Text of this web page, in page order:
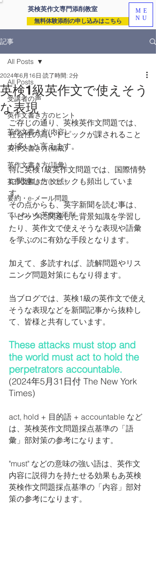
英検英作文専門添削教室
無料体験添削の申し込みはこちら
ME
NU
記事
All Posts
受講者の声
英作文書き方のヒント
英作文書き方(内容)
英作文書き方(構成)
英作文書き方(語彙)
英作文書き方(文法)
要約・e-メール問題
ていねいな英作文添削
All Posts
英検1級英作文で使えそう
な表現
2024年6月16日 読了時間: 2分
ご存じの通り、英検英作文問題では、
社会性の高いトピックが課されること
が多いと言えます。
特に英検1級英作文問題では、国際情勢
に関連したトピックも頻出していま
す。
その点からも、英字新聞を読む事は、
トピックに関連した背景知識を学習し
たり、英作文で使えそうな表現や語彙
を学ぶのに有効な手段となります。
加えて、多読すれば、読解問題やリス
ニング問題対策にもなり得ます。
当ブログでは、英検1級の英作文で使え
そうな表現などを新聞記事から抜粋し
て、皆様と共有しています。
These attacks must stop and
the world must act to hold the
perpetrators accountable.
(2024年5月31日付 The New York
Times)
act, hold + 目的語 + accountable など
は、英検英作文問題採点基準の「語
彙」部対策の参考になります。
"must" などの意味の強い語は、英作文
内容に説得力を持たせる効果もあ英検
英検作文問題採点基準の「内容」部対
策の参考になります。